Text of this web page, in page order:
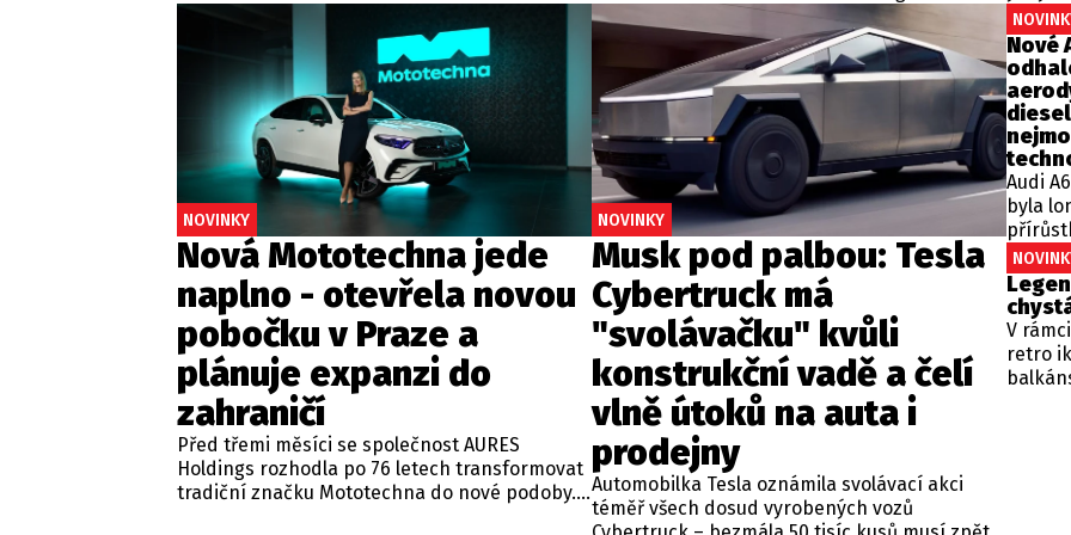
inteligentní využití energie
softwarově definovanému
NOVINKY
Nová Mototechna jede
naplno - otevřela novou
pobočku v Praze a
plánuje expanzi do
zahraničí
Před třemi měsíci se společnost AURES
Holdings rozhodla po 76 letech transformovat
tradiční značku Mototechna do nové podoby. V
NOVINKY
Musk pod palbou: Tesla
Cybertruck má
"svolávačku" kvůli
konstrukční vadě a čelí
vlně útoků na auta i
prodejny
Automobilka Tesla oznámila svolávací akci
téměř všech dosud vyrobených vozů
Nové
Audi
byla
K
nový
když
V
retro